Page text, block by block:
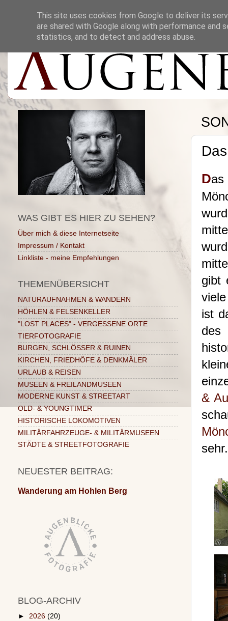
Das
gibt
ist
des
&
WAS GIBT ES HIER ZU SEHEN?
Über mich & diese Internetseite
Impressum / Kontakt
Linkliste - meine Empfehlungen
THEMENÜBERSICHT
NATURAUFNAHMEN & WANDERN
HÖHLEN & FELSENKELLER
"LOST PLACES" - VERGESSENE ORTE
TIERFOTOGRAFIE
BURGEN, SCHLÖSSER & RUINEN
KIRCHEN, FRIEDHÖFE & DENKMÄLER
URLAUB & REISEN
MUSEEN & FREILANDMUSEEN
MODERNE KUNST & STREETART
OLD- & YOUNGTIMER
HISTORISCHE LOKOMOTIVEN
MILITÄRFAHRZEUGE- & MILITÄRMUSEEN
STÄDTE & STREETFOTOGRAFIE
NEUESTER BEITRAG:
Wanderung am Hohlen Berg
BLOG-ARCHIV
► 2026 (20)
This site uses cookies from Google to deliver its
are shared with Google along with performance
statistics, and to detect and address abuse.